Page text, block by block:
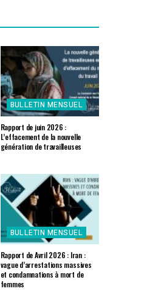
BULLETIN MENSUEL
Rapport de juin 2026 :
L’effacement de la nouvelle
génération de travailleuses
BULLETIN MENSUEL
Rapport de Avril 2026 : Iran :
vague d’arrestations massives
et condamnations à mort de
femmes